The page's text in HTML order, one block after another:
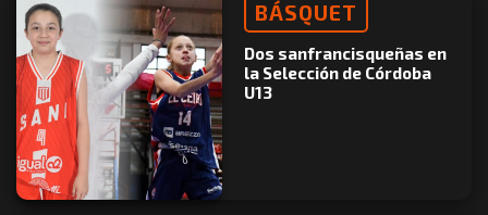
BÁSQUET
Dos sanfrancisqueñas en
la Selección de Córdoba
U13